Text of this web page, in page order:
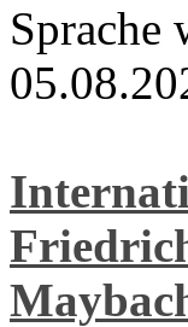
Sprache